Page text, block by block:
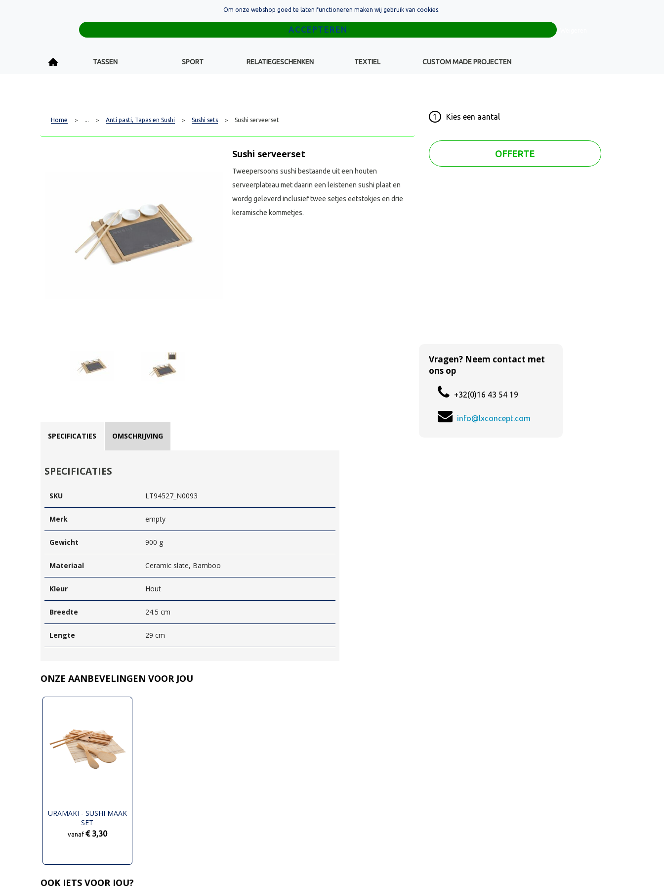
+32(0)16 43 54 19
TASSEN SPORT RELATIEGESCHENKEN TEXTIEL CUSTOM MADE PROJECTEN
Home > ... > Anti pasti, Tapas en Sushi > Sushi sets > Sushi serveerset 1 Kies een aantal
OFFERTE
Sushi serveerset
Tweepersoons sushi bestaande uit een houten
serveerplateau met daarin een leistenen sushi plaat en
wordg geleverd inclusief twee setjes eetstokjes en drie
keramische kommetjes.
SPECIFICATIES OMSCHRIJVING
SPECIFICATIES
SKU LT94527_N0093
Merk empty
Gewicht 900 g
Materiaal Ceramic slate, Bamboo
Kleur Hout
Breedte 24.5 cm
Lengte 29 cm
Vragen? Neem contact met
ons op
+32(0)16 43 54 19
info@lxconcept.com
ONZE AANBEVELINGEN VOOR JOU
URAMAKI - SUSHI MAAK
SET
vanaf € 3,30
OOK IETS VOOR JOU?
Om onze webshop goed te laten functioneren maken wij gebruik van cookies.